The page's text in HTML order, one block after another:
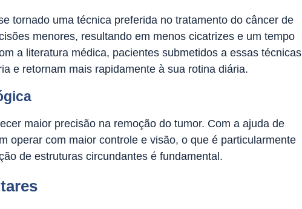
tornado uma técnica preferida no tratamento do câncer de
menores, resultando em menos cicatrizes e um tempo
a literatura médica, pacientes submetidos a essas técnicas
e retornam mais rapidamente à sua rotina diária.
maior precisão na remoção do tumor. Com a ajuda de
operar com maior controle e visão, o que é particularmente
de estruturas circundantes é fundamental.